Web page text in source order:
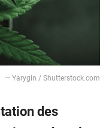
— Yarygin / Shutterstock.com
des